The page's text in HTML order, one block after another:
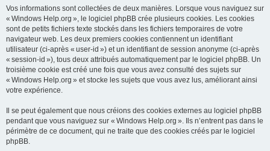
e
Vos informations sont collectées de deux manières. Lorsque vous naviguez sur
« Windows Help.org », le logiciel phpBB crée plusieurs cookies. Les cookies
sont de petits fichiers texte stockés dans les fichiers temporaires de votre
navigateur web. Les deux premiers cookies contiennent un identifiant
utilisateur (ci-après « user-id ») et un identifiant de session anonyme (ci-après
« session-id »), tous deux attribués automatiquement par le logiciel phpBB. Un
troisième cookie est créé une fois que vous avez consulté des sujets sur
« Windows Help.org » et stocke les sujets que vous avez lus, améliorant ainsi
votre expérience.
Il se peut également que nous créions des cookies externes au logiciel phpBB
pendant que vous naviguez sur « Windows Help.org ». Ils n’entrent pas dans le
périmètre de ce document, qui ne traite que des cookies créés par le logiciel
phpBB.